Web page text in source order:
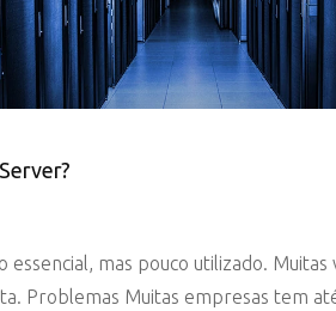
essencial, mas pouco utilizado. Muitas
Problemas Muitas empresas tem